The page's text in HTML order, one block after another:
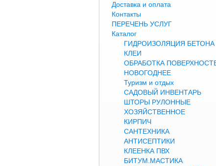
Доставка и оплата
Контакты
ПЕРЕЧЕНЬ УСЛУГ
Каталог
ГИДРОИЗОЛЯЦИЯ БЕТОНА
КЛЕИ
ОБРАБОТКА
НОВОГОДНЕЕ
Туризм и отдых
САДОВЫЙ ИНВЕНТАРЬ
ШТОРЫ РУЛОННЫЕ
ХОЗЯЙСТВЕННОЕ
КИРПИЧ
САНТЕХНИКА
АНТИСЕПТИКИ
КЛЕЕНКА ПВХ
БИТУМ.МАСТИКА